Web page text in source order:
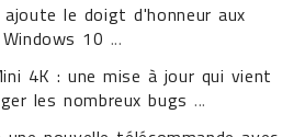
le doigt d'honneur aux
10 ...
4K : une mise à jour qui vient
les nombreux bugs ...